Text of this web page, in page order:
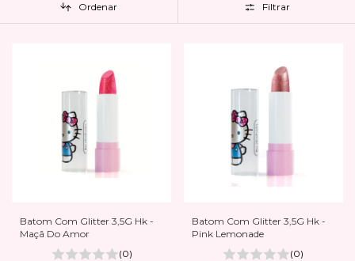
Ordenar Filtrar
Batom Com Glitter 3,5G Hk -
Maçã Do Amor
(0)
Batom Com Glitter 3,5G Hk -
Pink Lemonade
(0)